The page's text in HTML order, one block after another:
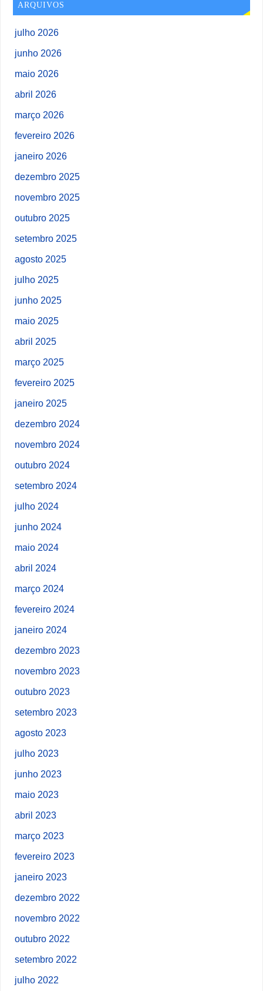
ARQUIVOS
julho 2026
junho 2026
maio 2026
abril 2026
março 2026
fevereiro 2026
janeiro 2026
dezembro 2025
novembro 2025
outubro 2025
setembro 2025
agosto 2025
julho 2025
junho 2025
maio 2025
abril 2025
março 2025
fevereiro 2025
janeiro 2025
dezembro 2024
novembro 2024
outubro 2024
setembro 2024
julho 2024
junho 2024
maio 2024
abril 2024
março 2024
fevereiro 2024
janeiro 2024
dezembro 2023
novembro 2023
outubro 2023
setembro 2023
agosto 2023
julho 2023
junho 2023
maio 2023
abril 2023
março 2023
fevereiro 2023
janeiro 2023
dezembro 2022
novembro 2022
outubro 2022
setembro 2022
julho 2022